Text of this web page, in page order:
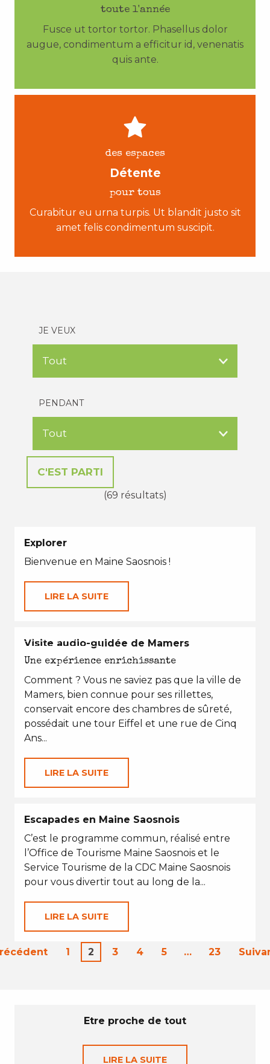
toute l'année
Fusce ut tortor tortor. Phasellus dolor
augue, condimentum a efficitur id, venenatis
quis ante.
des espaces
Détente
pour tous
Curabitur eu urna turpis. Ut blandit justo sit
amet felis condimentum suscipit.
JE VEUX
PENDANT
(69 résultats)
Explorer
Bienvenue en Maine Saosnois !
LIRE LA SUITE
EN TOUTES SAISONS
Visite audio-guidée de Mamers
Une expérience enrichissante
Comment ? Vous ne saviez pas que la ville de
Mamers, bien connue pour ses rillettes,
conservait encore des chambres de sûreté,
possédait une tour Eiffel et une rue de Cinq
Ans...
LIRE LA SUITE
Escapades en Maine Saosnois
C’est le programme commun, réalisé entre
l’Office de Tourisme Maine Saosnois et le
Service Tourisme de la CDC Maine Saosnois
pour vous divertir tout au long de la...
LIRE LA SUITE
1 2 3 4 5 … 23
Etre proche de tout
LIRE LA SUITE